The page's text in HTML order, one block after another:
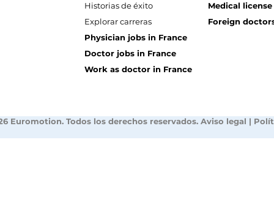
Historias de éxito
Explorar carreras
Physician jobs in France
Doctor jobs in France
Work as doctor in France
Medical
Foreign
Euromotion. Todos los derechos reservados. Aviso legal |